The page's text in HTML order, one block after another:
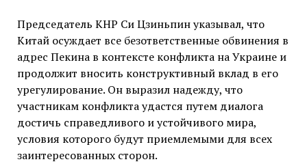
Председатель КНР Си Цзиньпин указывал, что
Китай осуждает все безответственные обвинения в
адрес Пекина в контексте конфликта на Украине и
продолжит вносить конструктивный вклад в его
урегулирование. Он выразил надежду, что
участникам конфликта удастся путем диалога
достичь справедливого и устойчивого мира,
условия которого будут приемлемыми для всех
заинтересованных сторон.